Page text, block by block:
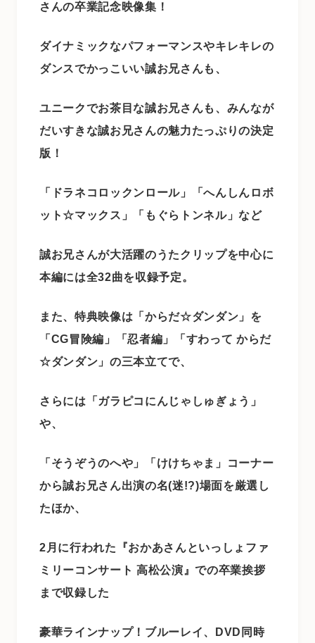
さんの卒業記念映像集！
ダイナミックなパフォーマンスやキレキレの
ダンスでかっこいい誠お兄さんも、
ユニークでお茶目な誠お兄さんも、みんなが
だいすきな誠お兄さんの魅力たっぷりの決定
版！
「ドラネコロックンロール」「へんしんロボ
ット☆マックス」「もぐらトンネル」など
誠お兄さんが大活躍のうたクリップを中心に
本編には全32曲を収録予定。
また、特典映像は「からだ☆ダンダン」を
「CG冒険編」「忍者編」「すわって からだ
☆ダンダン」の三本立てで、
さらには「ガラピコにんじゃしゅぎょう」
や、
「そうぞうのへや」「けけちゃま」コーナー
から誠お兄さん出演の名(迷!?)場面を厳選し
たほか、
2月に行われた『おかあさんといっしょファ
ミリーコンサート 高松公演』での卒業挨拶
まで収録した
豪華ラインナップ！ブルーレイ、DVD同時